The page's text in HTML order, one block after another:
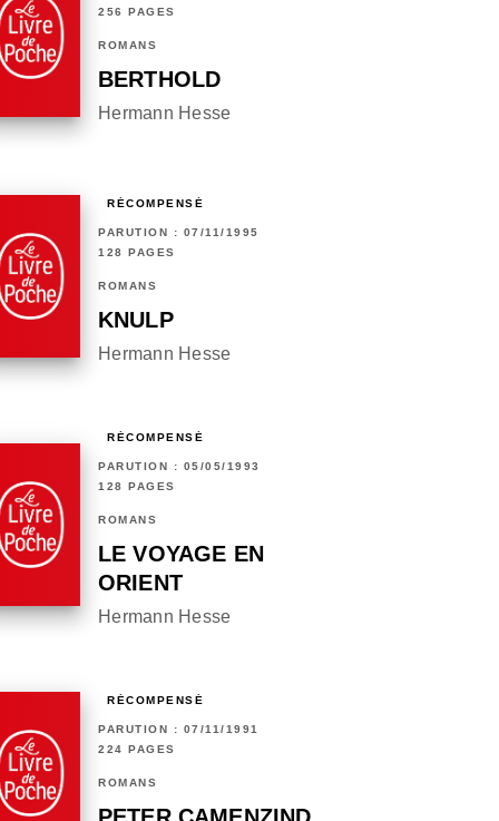
256 PAGES
ROMANS
BERTHOLD
Hermann Hesse
RÉCOMPENSÉ
PARUTION : 07/11/1995
128 PAGES
ROMANS
KNULP
Hermann Hesse
RÉCOMPENSÉ
PARUTION : 05/05/1993
128 PAGES
ROMANS
LE VOYAGE EN
ORIENT
Hermann Hesse
RÉCOMPENSÉ
PARUTION : 07/11/1991
224 PAGES
ROMANS